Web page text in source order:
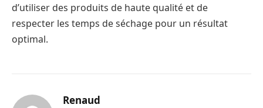
d’utiliser des produits de haute qualité et de
respecter les temps de séchage pour un résultat
optimal.
Renaud